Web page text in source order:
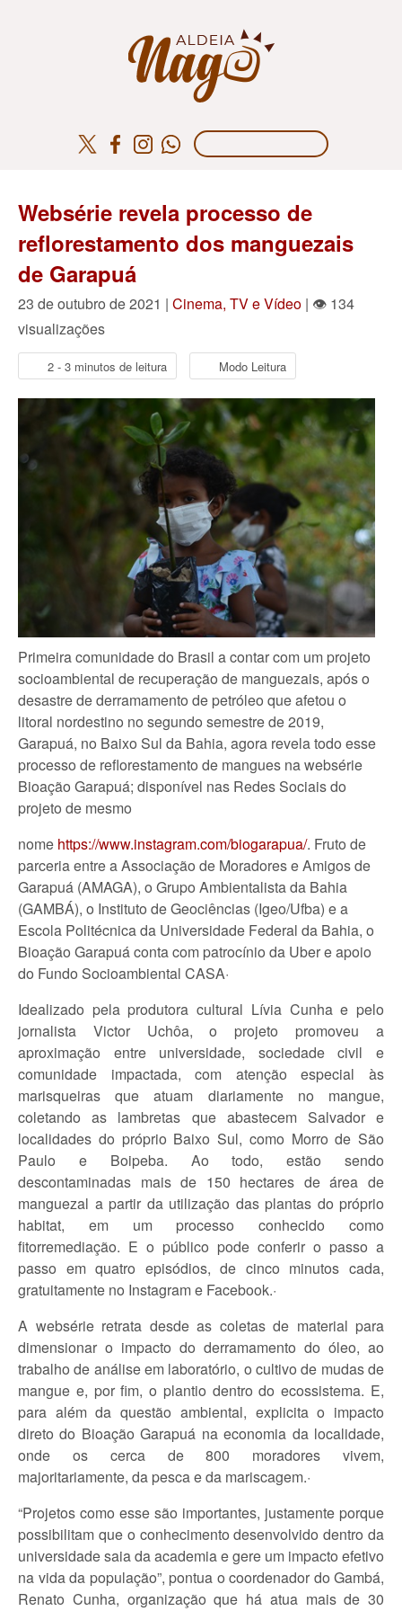
Websérie revela processo de
reflorestamento dos manguezais
de Garapuá
23 de outubro de 2021 | Cinema, TV e Vídeo | 👁 134
visualizações
2 - 3 minutos de leitura Modo Leitura
Primeira comunidade do Brasil a contar com um projeto
socioambiental de recuperação de manguezais, após o
desastre de derramamento de petróleo que afetou o
litoral nordestino no segundo semestre de 2019,
Garapuá, no Baixo Sul da Bahia, agora revela todo esse
processo de reflorestamento de mangues na websérie
Bioação Garapuá; disponível nas Redes Sociais do
projeto de mesmo
nome https://www.instagram.com/biogarapua/. Fruto de
parceria entre a Associação de Moradores e Amigos de
Garapuá (AMAGA), o Grupo Ambientalista da Bahia
(GAMBÁ), o Instituto de Geociências (Igeo/Ufba) e a
Escola Politécnica da Universidade Federal da Bahia, o
Bioação Garapuá conta com patrocínio da Uber e apoio
do Fundo Socioambiental CASA·
Idealizado pela produtora cultural Lívia Cunha e pelo
jornalista Victor Uchôa, o projeto promoveu a
aproximação entre universidade, sociedade civil e
comunidade impactada, com atenção especial às
marisqueiras que atuam diariamente no mangue,
coletando as lambretas que abastecem Salvador e
localidades do próprio Baixo Sul, como Morro de São
Paulo e Boipeba. Ao todo, estão sendo
descontaminadas mais de 150 hectares de área de
manguezal a partir da utilização das plantas do próprio
habitat, em um processo conhecido como
fitorremediação. E o público pode conferir o passo a
passo em quatro episódios, de cinco minutos cada,
gratuitamente no Instagram e Facebook.·
A websérie retrata desde as coletas de material para
dimensionar o impacto do derramamento do óleo, ao
trabalho de análise em laboratório, o cultivo de mudas de
mangue e, por fim, o plantio dentro do ecossistema. E,
para além da questão ambiental, explicita o impacto
direto do Bioação Garapuá na economia da localidade,
onde os cerca de 800 moradores vivem,
majoritariamente, da pesca e da mariscagem.·
“Projetos como esse são importantes, justamente porque
possibilitam que o conhecimento desenvolvido dentro da
universidade saia da academia e gere um impacto efetivo
na vida da população”, pontua o coordenador do Gambá,
Renato Cunha, organização que há atua mais de 30